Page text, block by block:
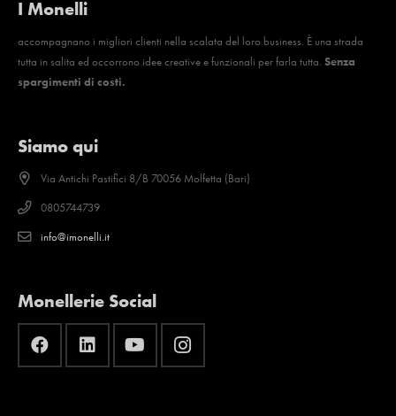
I Monelli
accompagnano i migliori clienti nella scalata del loro business. È una strada
tutta in salita ed occorrono idee creative e funzionali per farla tutta. Senza
spargimenti di costi.
Siamo qui
Via Antichi Pastifici 8/B 70056 Molfetta (Bari)
0805744739
info@imonelli.it
Monellerie Social